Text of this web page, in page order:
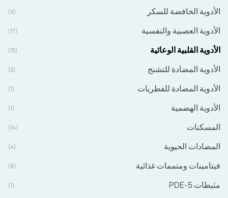
الأدوية الخافضة للسكر (9)
الأدوية العصبية والنفسية (17)
الأدوية القلبية الوعائية (15)
الأدوية المضادة للتشنج (2)
الأدوية المضادة للفطريات (1)
الأدوية الهضمية (1)
المسكنات (14)
المضادات الحيوية (4)
فيتامينات ومتممات غذائية (8)
مثبطات PDE-5 (1)